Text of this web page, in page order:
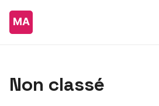
Non classé